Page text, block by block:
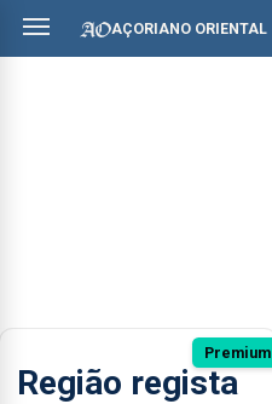
AÇORIANO ORIENTAL
Premium
Região regista